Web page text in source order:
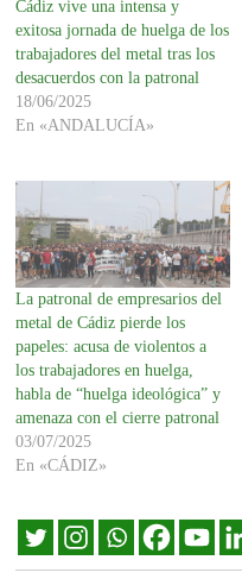
Cádiz vive una intensa y
exitosa jornada de huelga de los
trabajadores del metal tras los
desacuerdos con la patronal
18/06/2025
En «ANDALUCÍA»
La patronal de empresarios del
metal de Cádiz pierde los
papeles: acusa de violentos a
los trabajadores en huelga,
habla de “huelga ideológica” y
amenaza con el cierre patronal
03/07/2025
En «CÁDIZ»